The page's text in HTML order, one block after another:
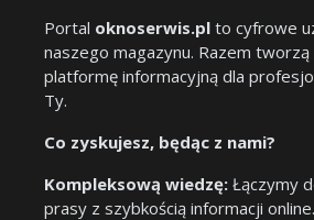
Portal oknoserwis.pl to cyfrowe
naszego magazynu. Razem tworzą
platformę informacyjną dla
Ty.
Co zyskujesz, będąc z nami?
Kompleksową wiedzę: Łączymy
prasy z szybkością informacji online.